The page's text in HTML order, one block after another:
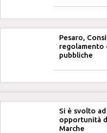
Pesaro,
regolamento
pubbliche
Si è svolto
opportunità
Marche